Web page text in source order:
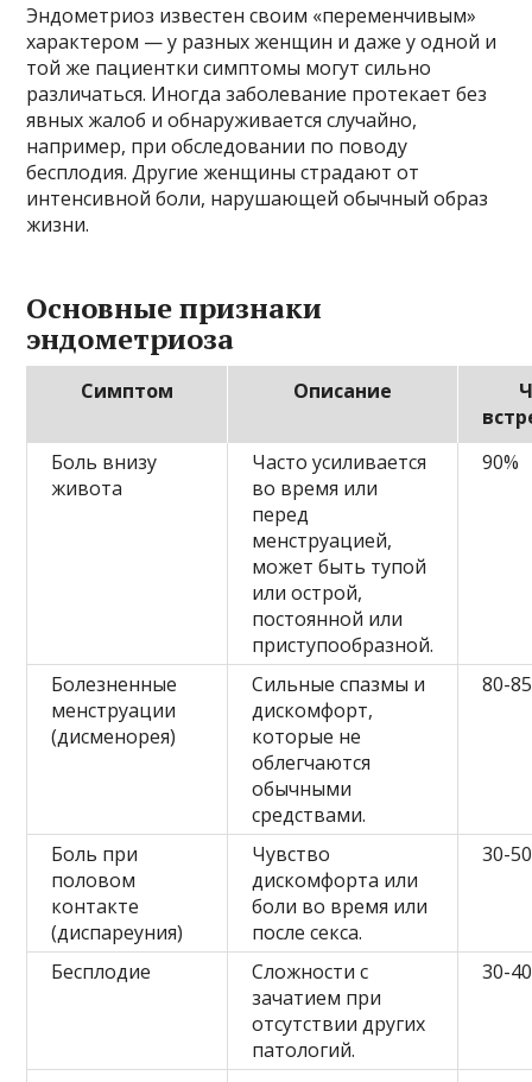
Эндометриоз известен своим «переменчивым»
характером — у разных женщин и даже у одной и
той же пациентки симптомы могут сильно
различаться. Иногда заболевание протекает без
явных жалоб и обнаруживается случайно,
например, при обследовании по поводу
бесплодия. Другие женщины страдают от
интенсивной боли, нарушающей обычный образ
жизни.
Основные признаки
эндометриоза
Симптом Описание
Боль внизу
живота
Часто усиливается
во время или
перед
менструацией,
может быть тупой
или острой,
постоянной или
приступообразной.
90%
Болезненные
менструации
(дисменорея)
Сильные спазмы и
дискомфорт,
которые не
облегчаются
обычными
средствами.
80-
Боль при
половом
контакте
(диспареуния)
Чувство
дискомфорта или
боли во время или
после секса.
30-
Бесплодие
Сложности с
зачатием при
отсутствии других
патологий.
30-